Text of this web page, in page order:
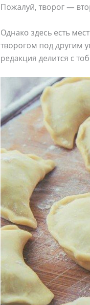
Пожалуй, творог —
Однако здесь есть
творогом под другим
редакция делится с